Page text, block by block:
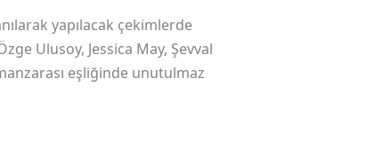
yapılacak çekimlerde
Ulusoy, Jessica May, Şevval
eşliğinde unutulmaz